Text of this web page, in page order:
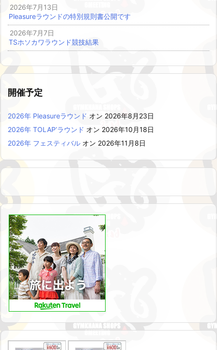
2026年7月13日
Pleasureラウンドの特別規則書公開です
2026年7月7日
TSホソカワラウンド競技結果
開催予定
2026年 Pleasureラウンド オン 2026年8月23日
2026年 TOLAP’ラウンド オン 2026年10月18日
2026年 フェスティバル オン 2026年11月8日